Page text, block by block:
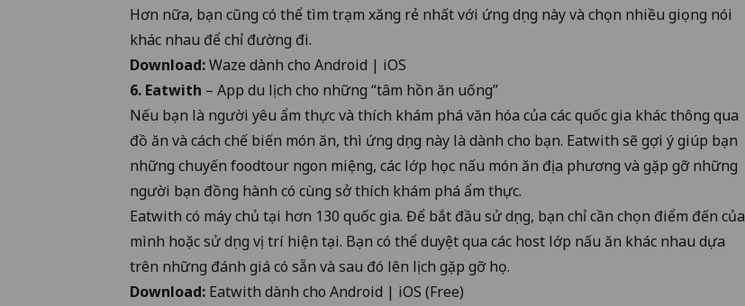
Hơn nữa, bạn cũng có thể tìm trạm xăng rẻ nhất với ứng dụng này và chọn nhiều giọng nói
khác nhau để chỉ đường đi.
Download:Waze dành cho Android | iOS
6. Eatwith – App du lịch cho những “tâm hồn ăn uống”
Nếu bạn là người yêu ẩm thực và thích khám phá văn hóa của các quốc gia khác thông qua
đồ ăn và cách chế biến món ăn, thì ứng dụng này là dành cho bạn. Eatwith sẽ gợi ý giúp bạn
những chuyến foodtour ngon miệng, các lớp học nấu món ăn địa phương và gặp gỡ những
người bạn đồng hành có cùng sở thích khám phá ẩm thực.
Eatwith có máy chủ tại hơn 130 quốc gia. Để bắt đầu sử dụng, bạn chỉ cần chọn điểm đến của
mình hoặc sử dụng vị trí hiện tại. Bạn có thể duyệt qua các host lớp nấu ăn khác nhau dựa
trên những đánh giá có sẵn và sau đó lên lịch gặp gỡ họ.
Download: Eatwith dành cho Android | iOS (Free)